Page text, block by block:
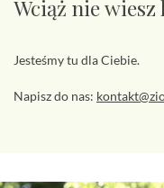
Wciąż nie
Jesteśmy tu dla Ciebie.
Napisz do nas: